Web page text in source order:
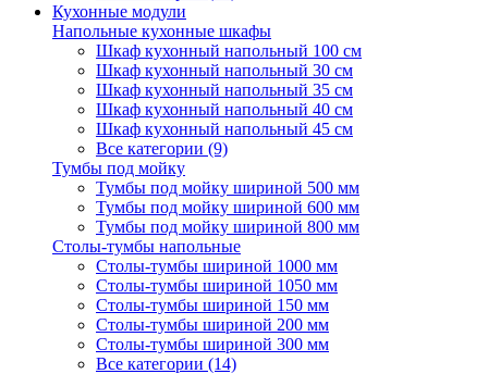
Кухонные модули
Напольные кухонные шкафы
Шкаф кухонный напольный 100 см
Шкаф кухонный напольный 30 см
Шкаф кухонный напольный 35 см
Шкаф кухонный напольный 40 см
Шкаф кухонный напольный 45 см
Все категории (9)
Тумбы под мойку
Тумбы под мойку шириной 500 мм
Тумбы под мойку шириной 600 мм
Тумбы под мойку шириной 800 мм
Столы-тумбы напольные
Столы-тумбы шириной 1000 мм
Столы-тумбы шириной 1050 мм
Столы-тумбы шириной 150 мм
Столы-тумбы шириной 200 мм
Столы-тумбы шириной 300 мм
Все категории (14)